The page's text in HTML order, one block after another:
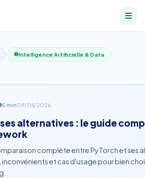
Intelligence Artificielle & Data
5 min09/04/2026
alternatives : le guide
complète entre PyTorch et ses
inconvénients et cas d'usage pour bien